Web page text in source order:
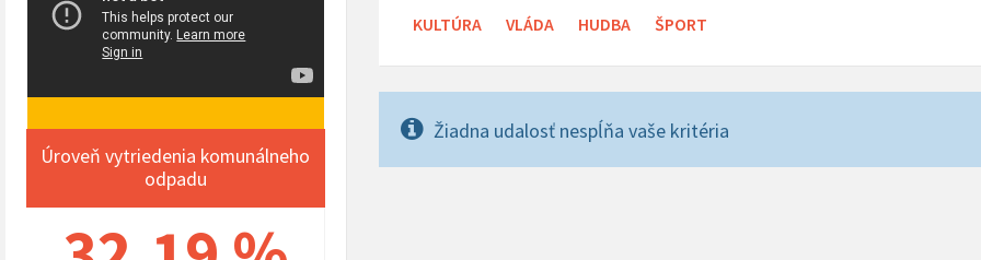
KULTÚRA
VLÁDA HUDBA ŠPORT
Žiadna udalosť nespĺňa vaše kritéria
Úroveň vytriedenia komunálneho
odpadu